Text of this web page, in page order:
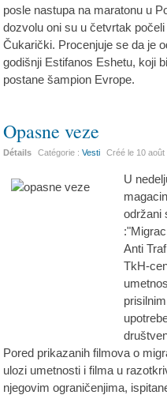
posle nastupa na maratonu u
dozvolu oni su u četvrtak
Čukarički. Procenjuje se da je
godišnji Estifanos Eshetu, koji
postane šampion Evrope.
Opasne veze
Détails Catégorie :Vesti Créé le 10 août
U
održani
Anti
TkH-
Pored prikazanih filmova o
ulozi umetnosti i filma u
njegovim ograničenjima,